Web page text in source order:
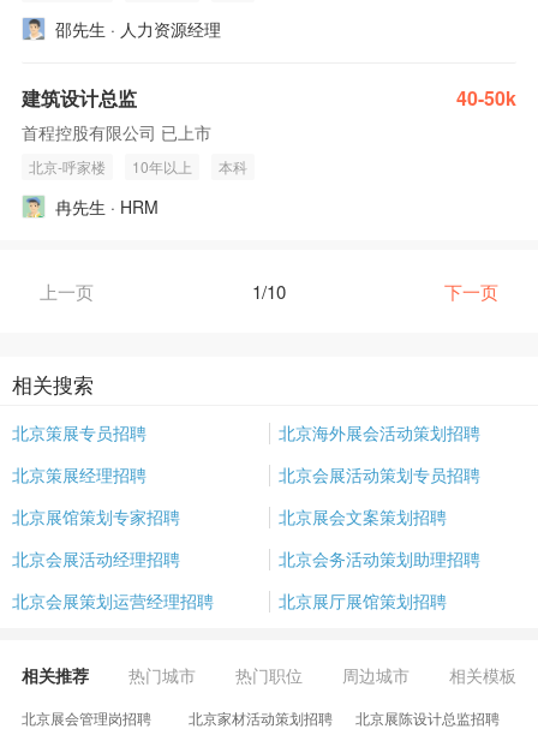
邵先生 · 人力资源经理
建筑设计总监 40-50k
首程控股有限公司 已上市
北京-呼家楼 10年以上 本科
冉先生 · HRM
上一页 1/10 下一页
相关搜索
北京策展专员招聘
北京海外展会活动策划招聘
北京策展经理招聘
北京会展活动策划专员招聘
北京展馆策划专家招聘
北京展会文案策划招聘
北京会展活动经理招聘
北京会务活动策划助理招聘
北京会展策划运营经理招聘
北京展厅展馆策划招聘
相关推荐 热门城市 热门职位 周边城市 相关模板
北京展会管理岗招聘 北京家材活动策划招聘
北京展陈设计总监招聘